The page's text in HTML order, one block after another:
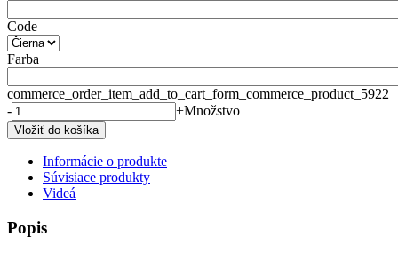
Code
Farba
commerce_order_item_add_to_cart_form_commerce_product_5922
-
+Množstvo
Informácie o produkte
Súvisiace produkty
Videá
Popis